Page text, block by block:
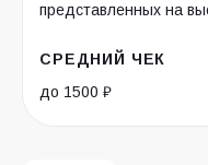
представленных на
СРЕДНИЙ ЧЕК
до 1500 ₽